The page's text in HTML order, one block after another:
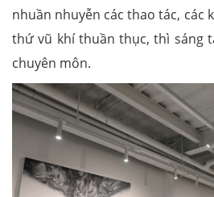
nhuần nhuyễn các thao tác, các
thứ vũ khí thuần thục, thì sáng
chuyên môn.